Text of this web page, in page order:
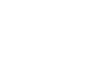
und Tipps